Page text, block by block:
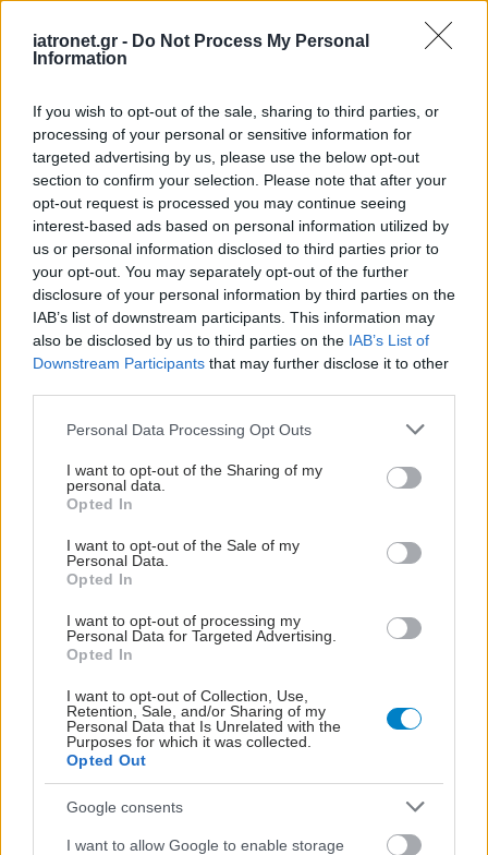
iatronet.gr - Do Not Process My Personal
Information
If you wish to opt-out of the sale, sharing to third parties, or
processing of your personal or sensitive information for
targeted advertising by us, please use the below opt-out
section to confirm your selection. Please note that after your
opt-out request is processed you may continue seeing
interest-based ads based on personal information utilized by
us or personal information disclosed to third parties prior to
your opt-out. You may separately opt-out of the further
disclosure of your personal information by third parties on the
IAB’s list of downstream participants. This information may
also be disclosed by us to third parties on the IAB’s List of
Downstream Participants that may further disclose it to other
Please note that this website/app uses one or more Google
not limited to your visit or usage behaviour. You may click to
grant or deny consent to Google and its third-party tags to
use your data for below specified purposes in below Google
consent section.
Personal Data Processing Opt Outs
I want to opt-out of the Sharing of my
personal data.
Opted In
I want to opt-out of the Sale of my
Personal Data.
Opted In
I want to opt-out of processing my
Personal Data for Targeted Advertising.
Opted In
I want to opt-out of Collection, Use,
Retention, Sale, and/or Sharing of my
Personal Data that Is Unrelated with the
Purposes for which it was collected.
Opted Out
Google consents
I want to allow Google to enable storage